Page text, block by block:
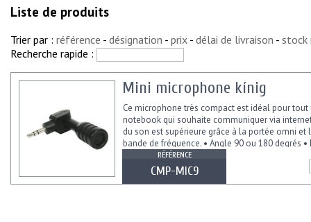
Liste de produits
Trier par : référence - désignation - prix - délai de livraison - stock
Recherche rapide :
Mini microphone kínig
Ce microphone très compact est idéal pour
notebook qui souhaite communiquer via
du son est supérieure grâce à la portée omni et
bande de fréquence. • Angle 90 ou 180 degrés •
RÉFÉRENCE
CMP-MIC9